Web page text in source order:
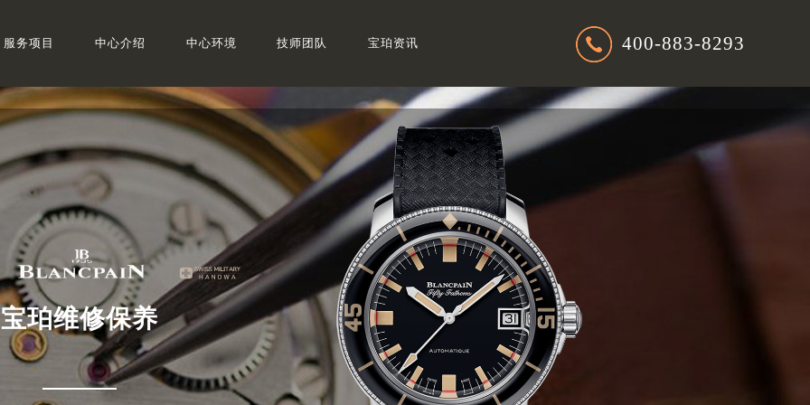
服务项目 中心介绍 中心环境 技师团队 宝珀资讯 400-883-8293
宝珀维修保养